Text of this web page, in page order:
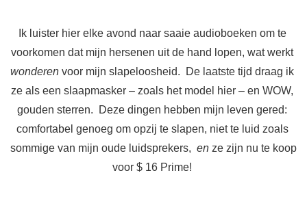
Ik luister hier elke avond naar saaie audioboeken om te
voorkomen dat mijn hersenen uit de hand lopen, wat werkt
wonderen voor mijn slapeloosheid.  De laatste tijd draag ik
ze als een slaapmasker – zoals het model hier – en WOW,
gouden sterren.  Deze dingen hebben mijn leven gered:
comfortabel genoeg om opzij te slapen, niet te luid zoals
sommige van mijn oude luidsprekers, en ze zijn nu te koop
voor $ 16 Prime!